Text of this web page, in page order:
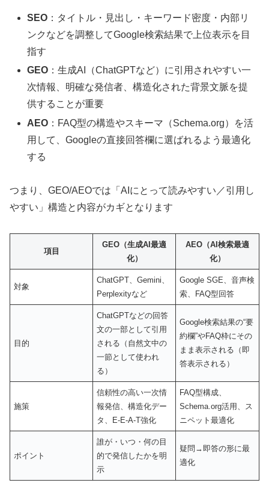
SEO ：タイトル・見出し・キーワード密度・内部リ
ンクなどを調整してGoogle検索結果で上位表示を目
指す
GEO ：生成AI（ChatGPTなど）に引用されやすい一
次情報、明確な発信者、構造化された背景文脈を提
供することが重要
AEO ：FAQ型の構造やスキーマ（Schema.org）を活
用して、Googleの直接回答欄に選ばれるよう最適化
する
つまり、GEO/AEOでは「AIにとって読みやすい／引用し
やすい」構造と内容がカギとなります
項目
GEO（生成AI最適
化）
AEO（AI検索最適
化）
対象
ChatGPT、Gemini、
Perplexityなど
Google SGE、音声検
索、FAQ型回答
目的
ChatGPTなどの回答
文の一部として引用
される（自然文中の
一節として使われ
る）
Google検索結果の“要
約欄”やFAQ枠にその
まま表示される（即
答表示される）
施策
信頼性の高い一次情
報発信、構造化デー
タ、E-E-A-T強化
FAQ型構成、
Schema.org活用、ス
ニペット最適化
ポイント
誰が・いつ・何の目
的で発信したかを明
示
疑問→即答の形に最
適化